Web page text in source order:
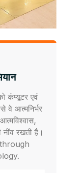
कंप्यूटर एवं
वे आत्मनिर्भर
नींव रखती है।